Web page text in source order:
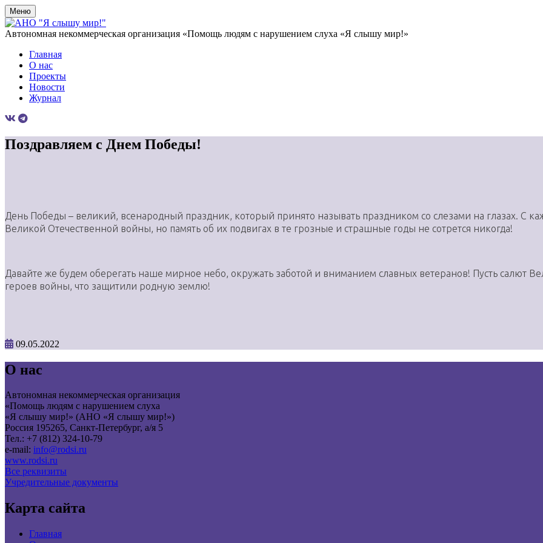
Меню
Автономная некоммерческая организация «Помощь людям с нарушением слуха «Я слышу мир!»
Главная
О нас
Проекты
Новости
Журнал
Поздравляем с Днем Победы!
День Победы – великий, всенародный праздник, который принято называть праздником со слезами на глазах. С
Великой Отечественной войны, но память об их подвигах в те грозные и страшные годы не сотрется никогда!
Давайте же будем оберегать наше мирное небо, окружать заботой и вниманием славных ветеранов! Пусть салют
героев войны, что защитили родную землю!
09.05.2022
О нас
Автономная некоммерческая организация
«Помощь людям с нарушением слуха
«Я слышу мир!» (АНО «Я слышу мир!»)
Россия 195265, Санкт-Петербург, а/я 5
Тел.: +7 (812) 324-10-79
e-mail: info@rodsi.ru
www.rodsi.ru
Все реквизиты
Учредительные документы
Карта сайта
Главная